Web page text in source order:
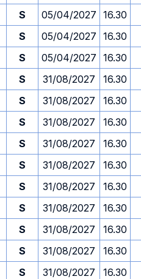
S 05/04/2027 16.30
S 05/04/2027 16.30
S 05/04/2027 16.30
S 31/08/2027 16.30
S 31/08/2027 16.30
S 31/08/2027 16.30
S 31/08/2027 16.30
S 31/08/2027 16.30
S 31/08/2027 16.30
S 31/08/2027 16.30
S 31/08/2027 16.30
S 31/08/2027 16.30
S 31/08/2027 16.30